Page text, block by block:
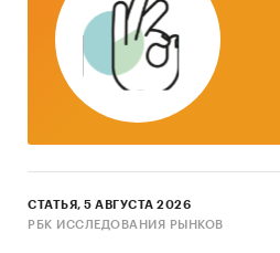
оценки перспектив его
потенциал рынка
стоимостные и
сервисов calltracking
инвестиционные и
отрасли
СТАТЬЯ, 5 АВГУСТА 2026
РБК ИССЛЕДОВАНИЯ РЫНКОВ